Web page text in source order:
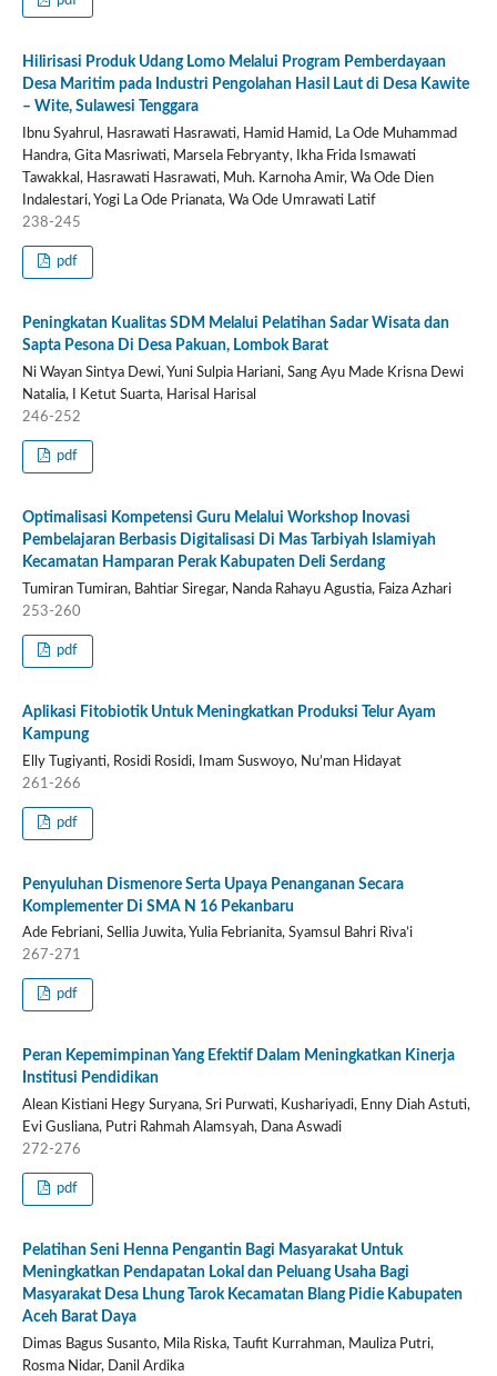
Hilirisasi Produk Udang Lomo Melalui Program Pemberdayaan
Desa Maritim pada Industri Pengolahan Hasil Laut di Desa Kawite
– Wite, Sulawesi Tenggara
Ibnu Syahrul, Hasrawati Hasrawati, Hamid Hamid, La Ode Muhammad
Handra, Gita Masriwati, Marsela Febryanty, Ikha Frida Ismawati
Tawakkal, Hasrawati Hasrawati, Muh. Karnoha Amir, Wa Ode Dien
Indalestari, Yogi La Ode Prianata, Wa Ode Umrawati Latif
238-245
pdf
Peningkatan Kualitas SDM Melalui Pelatihan Sadar Wisata dan
Sapta Pesona Di Desa Pakuan, Lombok Barat
Ni Wayan Sintya Dewi, Yuni Sulpia Hariani, Sang Ayu Made Krisna Dewi
Natalia, I Ketut Suarta, Harisal Harisal
246-252
pdf
Optimalisasi Kompetensi Guru Melalui Workshop Inovasi
Pembelajaran Berbasis Digitalisasi Di Mas Tarbiyah Islamiyah
Kecamatan Hamparan Perak Kabupaten Deli Serdang
Tumiran Tumiran, Bahtiar Siregar, Nanda Rahayu Agustia, Faiza Azhari
253-260
pdf
Aplikasi Fitobiotik Untuk Meningkatkan Produksi Telur Ayam
Kampung
Elly Tugiyanti, Rosidi Rosidi, Imam Suswoyo, Nu’man Hidayat
261-266
pdf
Penyuluhan Dismenore Serta Upaya Penanganan Secara
Komplementer Di SMA N 16 Pekanbaru
Ade Febriani, Sellia Juwita, Yulia Febrianita, Syamsul Bahri Riva’i
267-271
pdf
Peran Kepemimpinan Yang Efektif Dalam Meningkatkan Kinerja
Institusi Pendidikan
Alean Kistiani Hegy Suryana, Sri Purwati, Kushariyadi, Enny Diah Astuti,
Evi Gusliana, Putri Rahmah Alamsyah, Dana Aswadi
272-276
pdf
Pelatihan Seni Henna Pengantin Bagi Masyarakat Untuk
Meningkatkan Pendapatan Lokal dan Peluang Usaha Bagi
Masyarakat Desa Lhung Tarok Kecamatan Blang Pidie Kabupaten
Aceh Barat Daya
Dimas Bagus Susanto, Mila Riska, Taufit Kurrahman, Mauliza Putri,
Rosma Nidar, Danil Ardika